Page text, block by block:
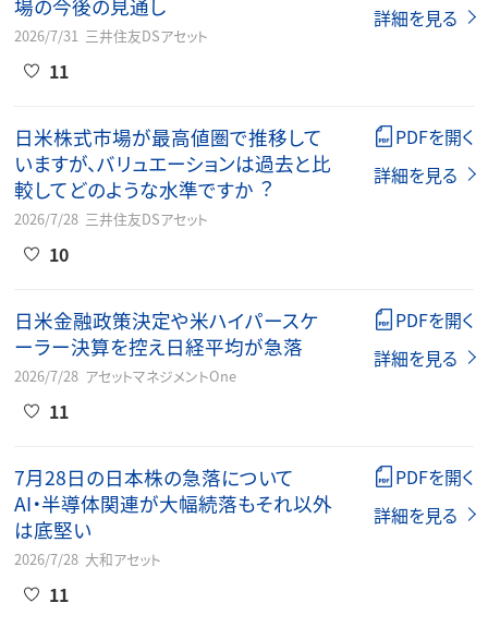
場の今後の見通し
2026/7/31 三井住友DSアセット
11
詳細を見る
⽇⽶株式市場が最⾼値圏で推移して
いますが、バリュエーションは過去と⽐
較してどのような⽔準ですか︖
2026/7/28 三井住友DSアセット
10
PDFを開く
詳細を見る
日米金融政策決定や米ハイパースケ
ーラー決算を控え日経平均が急落
2026/7/28 アセットマネジメントOne
11
PDFを開く
詳細を見る
7月28日の日本株の急落について
AI・半導体関連が大幅続落もそれ以外
は底堅い
2026/7/28 大和アセット
11
PDFを開く
詳細を見る